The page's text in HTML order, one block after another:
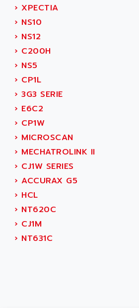
C200H
CQM1
R88
CQM1H
ALTIVAR 16
ALTIVAR 66
MICROMASTER
SQUARE D
SY/MAX
ADVANTYS
APRIL 3000
VT5000
VT
VSPA1
FERROMATIK PMC 1000
AE&T
AEC
AECO
AEE
AEES
AEG
AEG MODICON
AEL CRYSTALS
AEM
AEP
AERMEC
AERO - SHARP
AEROSEC INDUSTRIE
AEROTECH
AES
› XPECTIA
› NS10
› NS12
› C200H
› NS5
› CP1L
› 3G3 SERIE
› E6C2
› CP1W
› MICROSCAN
› MECHATROLINK II
› CJ1W SERIES
› ACCURAX G5
› HCL
› NT620C
› CJ1M
› NT631C